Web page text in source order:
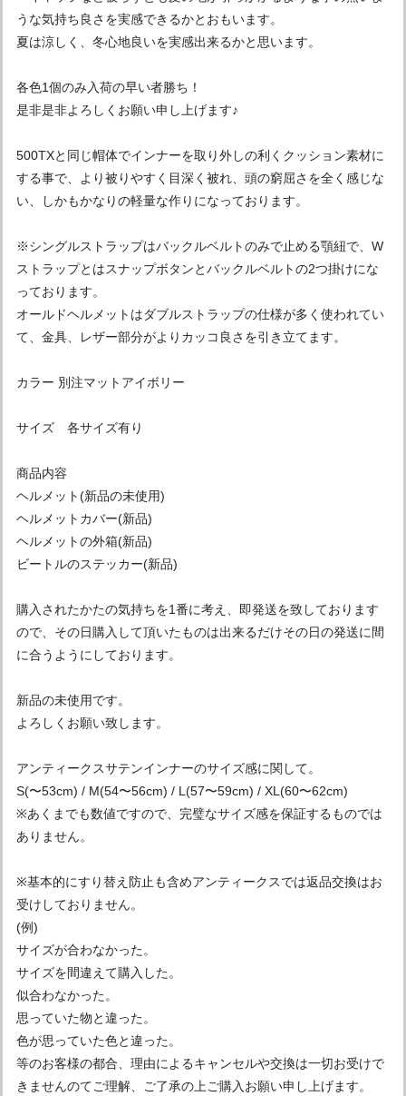
うな気持ち良さを実感できるかとおもいます。
夏は涼しく、冬心地良いを実感出来るかと思います。
各色1個のみ入荷の早い者勝ち！
是非是非よろしくお願い申し上げます♪
500TXと同じ帽体でインナーを取り外しの利くクッション素材に
する事で、より被りやすく目深く被れ、頭の窮屈さを全く感じな
い、しかもかなりの軽量な作りになっております。
※シングルストラップはバックルベルトのみで止める顎紐で、W
ストラップとはスナップボタンとバックルベルトの2つ掛けにな
っております。
オールドヘルメットはダブルストラップの仕様が多く使われてい
て、金具、レザー部分がよりカッコ良さを引き立てます。
カラー 別注マットアイボリー
サイズ 各サイズ有り
商品内容
ヘルメット(新品の未使用)
ヘルメットカバー(新品)
ヘルメットの外箱(新品)
ビートルのステッカー(新品)
購入されたかたの気持ちを1番に考え、即発送を致しております
ので、その日購入して頂いたものは出来るだけその日の発送に間
に合うようにしております。
新品の未使用です。
よろしくお願い致します。
アンティークスサテンインナーのサイズ感に関して。
S(〜53cm) / M(54〜56cm) / L(57〜59cm) / XL(60〜62cm)
※あくまでも数値ですので、完璧なサイズ感を保証するものでは
ありません。
※基本的にすり替え防止も含めアンティークスでは返品交換はお
受けしておりません。
(例)
サイズが合わなかった。
サイズを間違えて購入した。
似合わなかった。
思っていた物と違った。
色が思っていた色と違った。
等のお客様の都合、理由によるキャンセルや交換は一切お受けで
きませんのてご理解、ご了承の上ご購入お願い申し上げます。